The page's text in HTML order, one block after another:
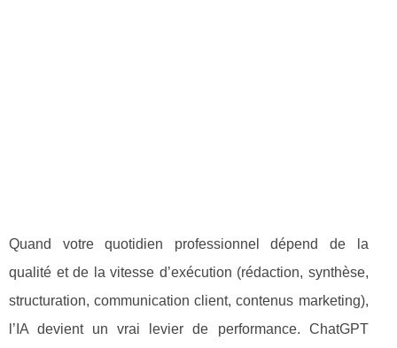
Quand votre quotidien professionnel dépend de la
qualité et de la vitesse d’exécution (rédaction, synthèse,
structuration, communication client, contenus marketing),
l’IA devient un vrai levier de performance. ChatGPT